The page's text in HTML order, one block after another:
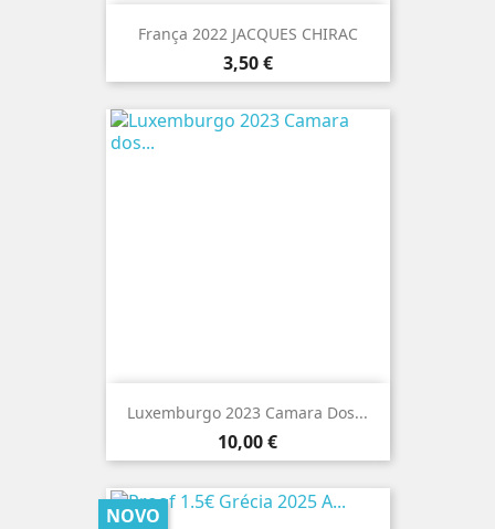
França 2022 JACQUES CHIRAC
Preço
3,50 €
Luxemburgo 2023 Camara Dos...
Preço
10,00 €
NOVO